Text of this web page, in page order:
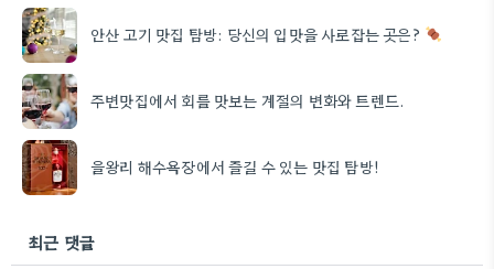
안산 고기 맛집 탐방: 당신의 입맛을 사로잡는 곳은?
주변맛집에서 회를 맛보는 계절의 변화와 트렌드.
을왕리 해수욕장에서 즐길 수 있는 맛집 탐방!
최근 댓글